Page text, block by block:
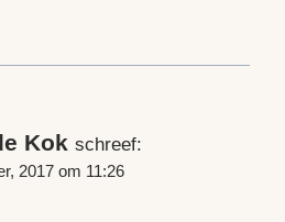
Kok schreef:
2017 om 11:26